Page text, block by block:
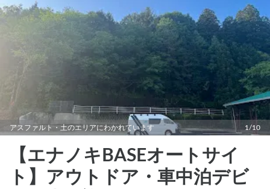
アスファルト・土のエリアにわかれています 1/10
【エナノキBASEオートサイ
ト】アウトドア・車中泊デビ